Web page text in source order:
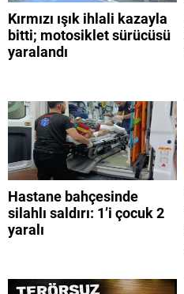
Kırmızı ışık ihlali kazayla
bitti; motosiklet sürücüsü
yaralandı
Hastane bahçesinde
silahlı saldırı: 1’i çocuk 2
yaralı